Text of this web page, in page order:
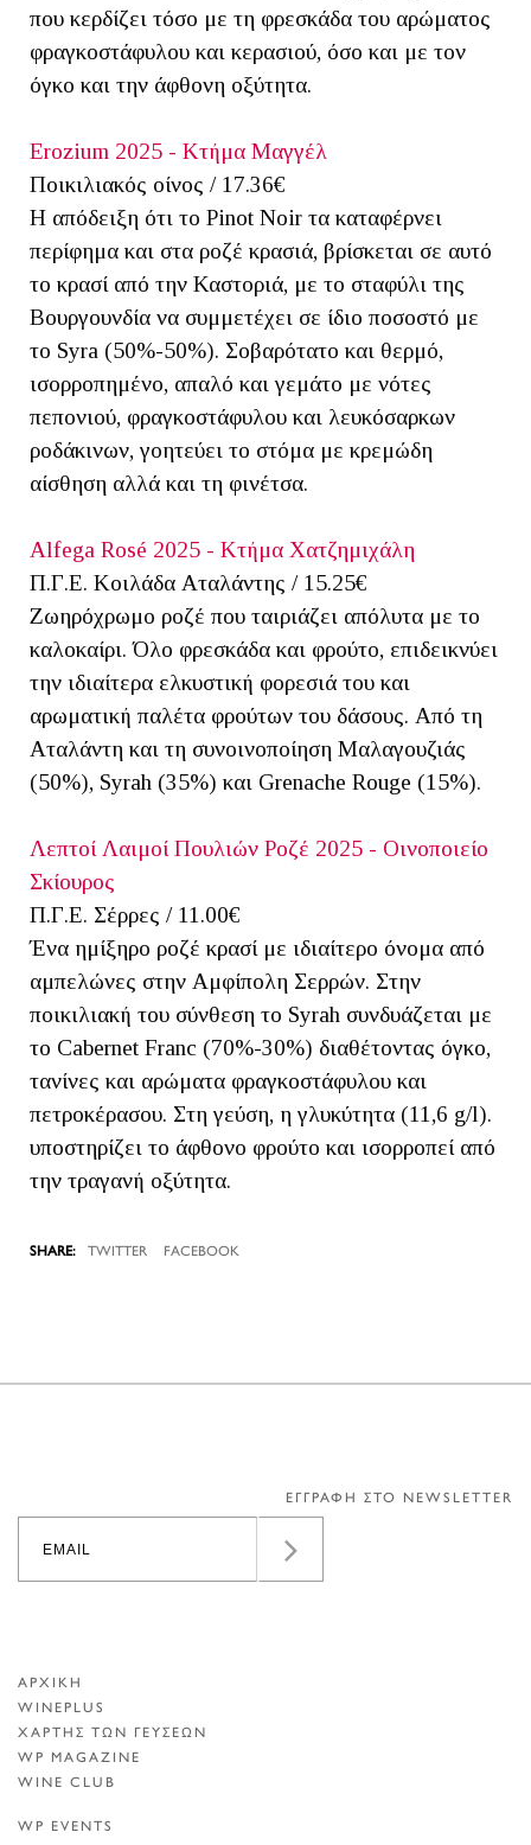
που κερδίζει τόσο με τη φρεσκάδα του αρώματος
φραγκοστάφυλου και κερασιού, όσο και με τον
όγκο και την άφθονη οξύτητα.
Erozium 2025 - Κτήμα Μαγγέλ
Ποικιλιακός οίνος / 17.36€
Η απόδειξη ότι το Pinot Noir τα καταφέρνει
περίφημα και στα ροζέ κρασιά, βρίσκεται σε αυτό
το κρασί από την Καστοριά, με το σταφύλι της
Βουργουνδία να συμμετέχει σε ίδιο ποσοστό με
το Syra (50%-50%). Σοβαρότατο και θερμό,
ισορροπημένο, απαλό και γεμάτο με νότες
πεπονιού, φραγκοστάφυλου και λευκόσαρκων
ροδάκινων, γοητεύει το στόμα με κρεμώδη
αίσθηση αλλά και τη φινέτσα.
Alfega Rosé 2025 - Κτήμα Χατζημιχάλη
Π.Γ.Ε. Κοιλάδα Αταλάντης / 15.25€
Ζωηρόχρωμο ροζέ που ταιριάζει απόλυτα με το
καλοκαίρι. Όλο φρεσκάδα και φρούτο, επιδεικνύει
την ιδιαίτερα ελκυστική φορεσιά του και
αρωματική παλέτα φρούτων του δάσους. Από τη
Αταλάντη και τη συνοινοποίηση Μαλαγουζιάς
(50%), Syrah (35%) και Grenache Rouge (15%).
Λεπτοί Λαιμοί Πουλιών Ροζέ 2025 - Οινοποιείο
Σκίουρος
Π.Γ.Ε. Σέρρες / 11.00€
Ένα ημίξηρο ροζέ κρασί με ιδιαίτερο όνομα από
αμπελώνες στην Αμφίπολη Σερρών. Στην
ποικιλιακή του σύνθεση το Syrah συνδυάζεται με
το Cabernet Franc (70%-30%) διαθέτοντας όγκο,
τανίνες και αρώματα φραγκοστάφυλου και
πετροκέρασου. Στη γεύση, η γλυκύτητα (11,6 g/l).
υποστηρίζει το άφθονο φρούτο και ισορροπεί από
την τραγανή οξύτητα.
TWITTER FACEBOOK
ΕΓΓΡΑΦΗ ΣΤΟ NEWSLETTER
ΑΡΧΙΚΗ
WINEPLUS
ΧΑΡΤΗΣ ΤΩΝ ΓΕΥΣΕΩΝ
WP MAGAZINE
WINE CLUB
WP EVENTS